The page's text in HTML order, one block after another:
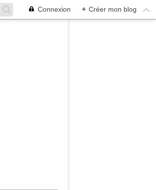
Connexion + Créer mon blog